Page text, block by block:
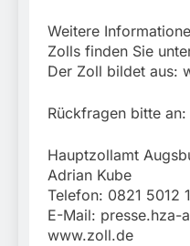
Weitere
Zolls finden Sie
Der Zoll bildet aus:
Rückfragen bitte an:
Hauptzollamt
Adrian Kube
Telefon: 0821 5012
E-Mail: presse.hza-
www.zoll.de